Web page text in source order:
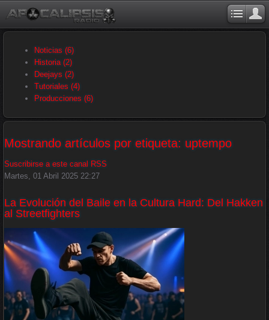
Noticias (6)
Historia(2)
Deejays (2)
Tutoriales (4)
Producciones (6)
Mostrando artículos por etiqueta: uptempo
Suscribirse a este canal RSS
Martes, 01 Abril 2025 22:27
La Evolución del Baile en la Cultura Hard: Del Hakken
al Streetfighters